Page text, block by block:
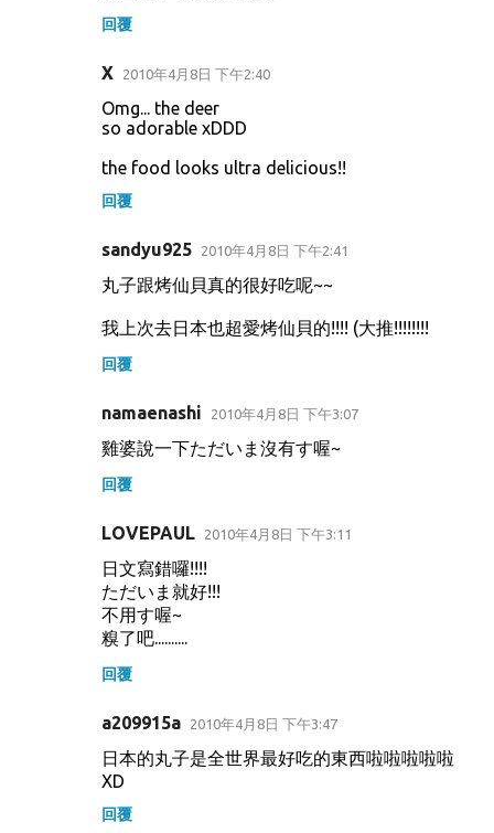
回覆
X 2010年4月8日 下午2:40
Omg... the deer
so adorable xDDD
the food looks ultra delicious!!
回覆
sandyu925 2010年4月8日 下午2:41
丸子跟烤仙貝真的很好吃呢~~
我上次去日本也超愛烤仙貝的!!!! (大推!!!!!!!!
回覆
namaenashi 2010年4月8日 下午3:07
雞婆說一下ただいま沒有す喔~
回覆
LOVEPAUL 2010年4月8日 下午3:11
日文寫錯囉!!!!
ただいま就好!!!
不用す喔~
糗了吧..........
回覆
a209915a 2010年4月8日 下午3:47
日本的丸子是全世界最好吃的東西啦啦啦啦啦
XD
回覆